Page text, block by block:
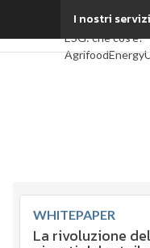
I nostri servizi
Ultimi articoli
ESG: che cos'è?
Agrifood
Economia
sostenibile
WHITEPAPER
La rivoluzione